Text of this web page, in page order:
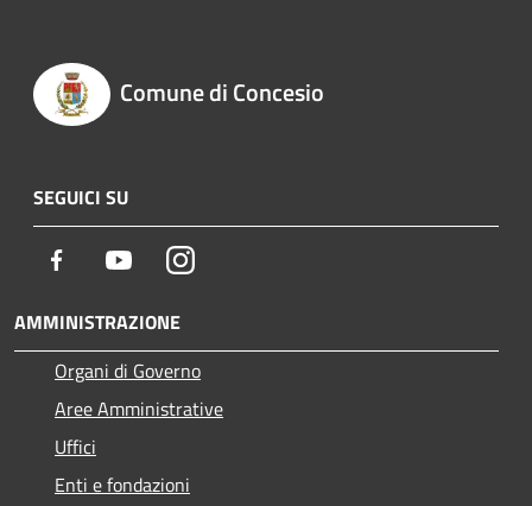
Comune di Concesio
SEGUICI SU
Facebook YoutubeInstagram
AMMINISTRAZIONE
Organi di Governo
Aree Amministrative
Uffici
Enti e fondazioni